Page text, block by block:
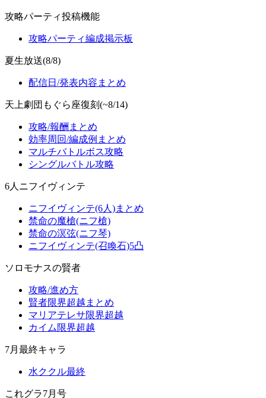
攻略パーティ投稿機能
攻略パーティ編成掲示板
夏生放送(8/8)
配信日/発表内容まとめ
天上劇団もぐら座復刻(~8/14)
攻略/報酬まとめ
効率周回/編成例まとめ
マルチバトルボス攻略
シングルバトル攻略
6人ニフイヴィンテ
ニフイヴィンテ(6人)まとめ
禁命の魔槍(ニフ槍)
禁命の溟弦(ニフ琴)
ニフイヴィンテ(召喚石)5凸
ソロモナスの賢者
攻略/進め方
賢者限界超越まとめ
マリアテレサ限界超越
カイム限界超越
7月最終キャラ
水ククル最終
これグラ7月号